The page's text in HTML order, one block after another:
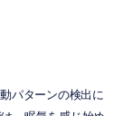
パターンの検出に